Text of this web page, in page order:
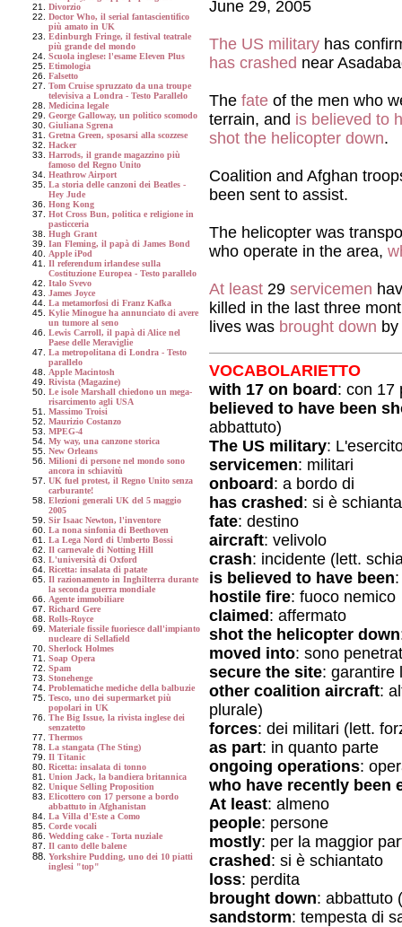
Divorzio
Doctor Who, il serial fantascientifico
più amato in UK
Edinburgh Fringe, il festival teatrale
più grande del mondo
Scuola inglese: l'esame Eleven Plus
Etimologia
Falsetto
Tom Cruise spruzzato da una troupe
televisiva a Londra - Testo Parallelo
Medicina legale
George Galloway, un politico scomodo
Giuliana Sgrena
Gretna Green, sposarsi alla scozzese
Hacker
Harrods, il grande magazzino più
famoso del Regno Unito
Heathrow Airport
La storia delle canzoni dei Beatles -
Hey Jude
Hong Kong
Hot Cross Bun, politica e religione in
pasticceria
Hugh Grant
Ian Fleming, il papà di James Bond
Apple iPod
Il referendum irlandese sulla
Costituzione Europea - Testo parallelo
Italo Svevo
James Joyce
La metamorfosi di Franz Kafka
Kylie Minogue ha annunciato di avere
un tumore al seno
Lewis Carroll, il papà di Alice nel
Paese delle Meraviglie
La metropolitana di Londra - Testo
parallelo
Apple Macintosh
Rivista (Magazine)
Le isole Marshall chiedono un mega-
risarcimento agli USA
Massimo Troisi
Maurizio Costanzo
MPEG-4
My way, una canzone storica
New Orleans
Milioni di persone nel mondo sono
ancora in schiavitù
UK fuel protest, il Regno Unito senza
carburante!
Elezioni generali UK del 5 maggio
2005
Sir Isaac Newton, l'inventore
La nona sinfonia di Beethoven
La Lega Nord di Umberto Bossi
Il carnevale di Notting Hill
L'università di Oxford
Ricetta: insalata di patate
Il razionamento in Inghilterra durante
la seconda guerra mondiale
Agente immobiliare
Richard Gere
Rolls-Royce
Materiale fissile fuoriesce dall'impianto
nucleare di Sellafield
Sherlock Holmes
Soap Opera
Spam
Stonehenge
Problematiche mediche della balbuzie
Tesco, uno dei supermarket più
popolari in UK
The Big Issue, la rivista inglese dei
senzatetto
Thermos
La stangata (The Sting)
Il Titanic
Ricetta: insalata di tonno
Union Jack, la bandiera britannica
Unique Selling Proposition
Elicottero con 17 persone a bordo
abbattuto in Afghanistan
La Villa d'Este a Como
Corde vocali
Wedding cake - Torta nuziale
Il canto delle balene
Yorkshire Pudding, uno dei 10 piatti
inglesi "top"
June 29, 2005
The US military has
has crashed near
The fate of the men who
terrain, and is believed to
shot the helicopter down.
Coalition and Afghan
been sent to assist.
The helicopter was
who operate in the area,
At least 29 servicemen
killed in the last three
lives was brought down
VOCABOLARIETTO
with 17 on board: con 17
believed to have been
abbattuto)
The US military:
servicemen: militari
onboard: a bordo di
has crashed: si è
fate: destino
aircraft: velivolo
crash: incidente (lett.
is believed to have been
hostile fire: fuoco nemico
claimed: affermato
shot the helicopter down
moved into: sono
secure the site: garantire
other coalition aircraft:
plurale)
forces: dei militari (lett.
as part: in quanto parte
ongoing operations:
who have recently been
At least: almeno
people: persone
mostly: per la maggior
crashed: si è schiantato
loss: perdita
brought down: abbattuto
sandstorm: tempesta di